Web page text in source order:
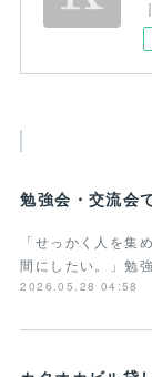
「せっかく人を集
間にしたい。」勉
2026.05.28 04:58